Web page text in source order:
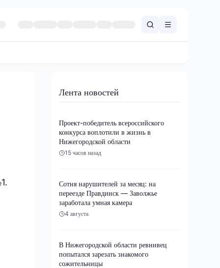
Лента новостей
Проект-победитель всероссийского
конкурса воплотили в жизнь в
Нижегородской области
15 часов назад
Сотня нарушителей за месяц: на
переезде Правдинск — Заволжье
заработала умная камера
4 августа
В Нижегородской области ревнивец
попытался зарезать знакомого
сожительницы